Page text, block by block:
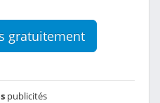
gratuitement
publicités